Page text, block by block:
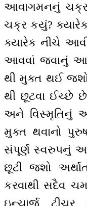
આવાગમનનું
ચક્ર કયું? ક્યારેક
ક્યારેક નીચે
આવવાં જવાનું
થી મુક્ત થઈ
થી છૂટવા ઈચ્છે
અને વિસ્મૃતિનું
મુક્ત થવાનો
સંપૂર્ણ સ્વરુપનું
છૂટી જશો
કરવાથી સદૈવ
ઇન્ચાર્જ ટીચર